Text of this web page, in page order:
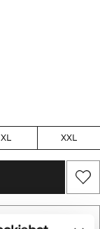
XL XXL